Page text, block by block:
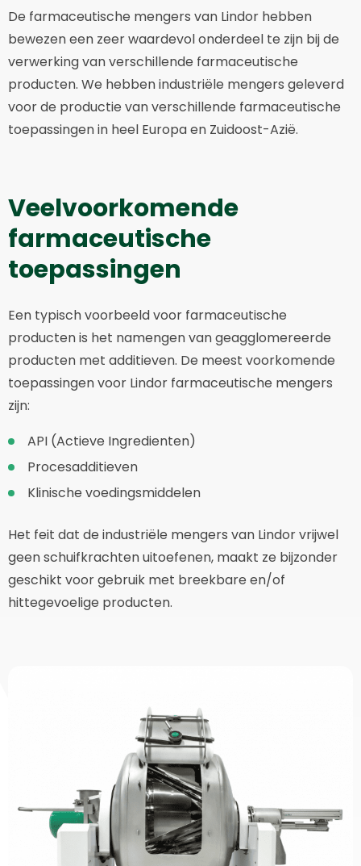
De farmaceutische mengers van Lindor hebben
bewezen een zeer waardevol onderdeel te zijn bij de
verwerking van verschillende farmaceutische
producten. We hebben industriële mengers geleverd
voor de productie van verschillende farmaceutische
toepassingen in heel Europa en Zuidoost-Azië.
Veelvoorkomende
farmaceutische
toepassingen
Een typisch voorbeeld voor farmaceutische
producten is het namengen van geagglomereerde
producten met additieven. De meest voorkomende
toepassingen voor Lindor farmaceutische mengers
zijn:
API (Actieve Ingredienten)
Procesadditieven
Klinische voedingsmiddelen
Het feit dat de industriële mengers van Lindor vrijwel
geen schuifkrachten uitoefenen, maakt ze bijzonder
geschikt voor gebruik met breekbare en/of
hittegevoelige producten.